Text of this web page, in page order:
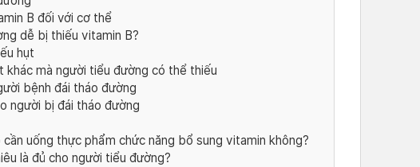
B đối với cơ thể
dễ bị thiếu vitamin B?
hụt
khác mà người tiểu đường có thể thiếu
bệnh đái tháo đường
người bị đái tháo đường
uống thực phẩm chức năng bổ sung vitamin không?
là đủ cho người tiểu đường?